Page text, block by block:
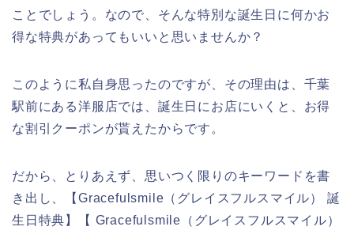
ことでしょう。なので、そんな特別な誕生日に何かお
得な特典があってもいいと思いませんか？
このように私自身思ったのですが、その理由は、千葉
駅前にある洋服店では、誕生日にお店にいくと、お得
な割引クーポンが貰えたからです。
だから、とりあえず、思いつく限りのキーワードを書
き出し、【Gracefulsmile（グレイスフルスマイル） 誕
生日特典】【 Gracefulsmile（グレイスフルスマイル）